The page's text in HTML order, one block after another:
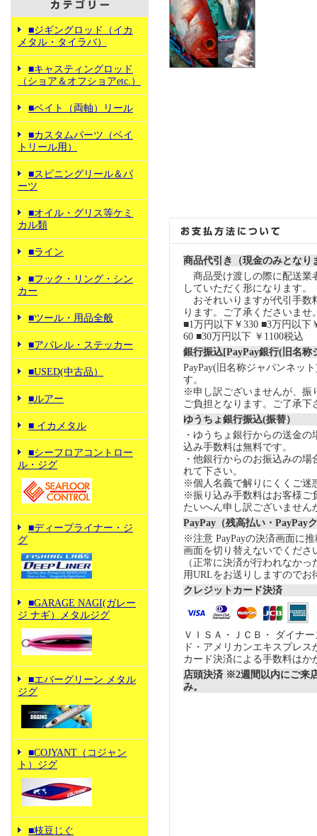
■ジギングロッド（イカ
メタル・タイラバ）
■キャスティングロッド
（ショア＆オフショアetc.）
■ベイト（両軸）リール
■カスタムパーツ（ベイ
トリール用）
■スピニングリール＆パ
ーツ
■オイル・グリス等ケミ
カル類
■ライン
■フック・リング・シン
カー
■ツール・用品全般
■アパレル・ステッカー
■USED(中古品）
■ルアー
■ イカメタル
■シーフロアコントロー
ル・ジグ
■ディープライナー・ジ
グ
■GARAGE NAGI(ガレー
ジ ナギ）メタルジグ
■エバーグリーン メタル
ジグ
■COJYANT（コジャン
ト）ジグ
■枝豆じぐ
商品代引き（現金のみとなり
商品受け渡しの際に配送業
していただく形になります。
おそれいりますが代引手数
ります。ご了承くださいませ
■1万円以下￥330 ■3万円以下
60 ■30万円以下 ￥1100税込
銀行振込[PayPay銀行(旧名称
PayPay(旧名称ジャパンネッ
す。
※申し訳ございませんが、振
ご負担となります。ご了承下
ゆうちょ銀行振込(振替）
・ゆうちょ銀行からの送金
込み手数料は無料です。
・他銀行からのお振込みの場
れて下さい。
※個人名義で解りにくくご迷
※振り込み手数料はお客様ご
たいへん申し訳ございません
PayPay（残高払い・PayPay
※注意 PayPayの決済画面に
画面を切り替えないでくださ
（正常に決済が行われなか
用URLをお送りしますのでお
クレジットカード決済
ＶＩＳＡ・ＪＣＢ・ ダイナ
ド・アメリカンエキスプレ
カード決済による手数料はか
店頭決済 ※2週間以内にご来
み。